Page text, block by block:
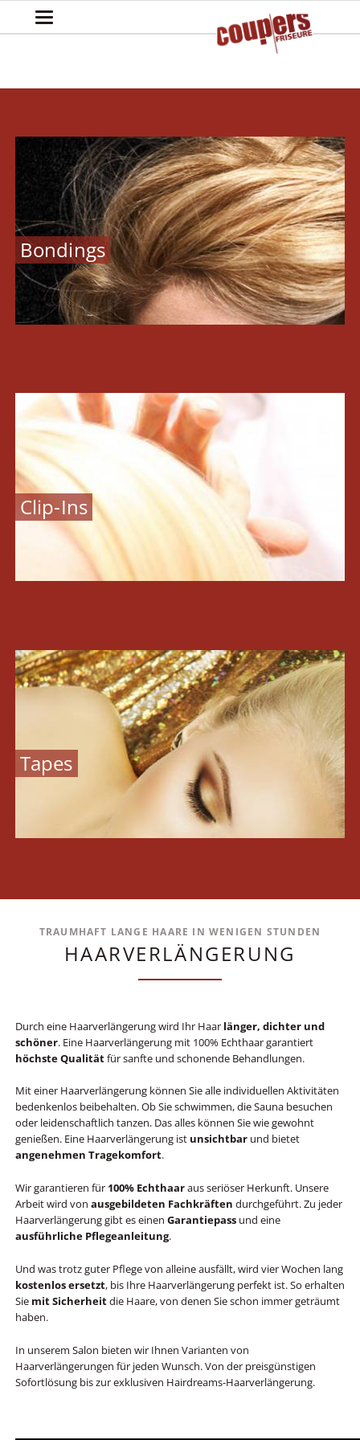
TRAUMHAFT LANGE HAARE IN WENIGEN STUNDEN
HAARVERLÄNGERUNG
Durch eine Haarverlängerung wird Ihr Haar länger, dichter und
schöner. Eine Haarverlängerung mit 100% Echthaar garantiert
höchste Qualitätfür sanfte und schonende Behandlungen.
Mit einer Haarverlängerung können Sie alle individuellen Aktivitäten
bedenkenlos beibehalten. Ob Sie schwimmen, die Sauna besuchen
oder leidenschaftlich tanzen. Das alles können Sie wie gewohnt
genießen. Eine Haarverlängerung ist unsichtbarund bietet
angenehmen Tragekomfort.
Wir garantieren für 100% Echthaaraus seriöser Herkunft. Unsere
Arbeit wird von ausgebildeten Fachkräften durchgeführt. Zu jeder
Haarverlängerung gibt es einen Garantiepass und eine
ausführliche Pflegeanleitung.
Und was trotz guter Pflege von alleine ausfällt, wird vier Wochen lang
kostenlos ersetzt, bis Ihre Haarverlängerung perfekt ist. So erhalten
Sie mit Sicherheitdie Haare, von denen Sie schon immer geträumt
haben.
In unserem Salon bieten wir Ihnen Varianten von
Haarverlängerungen für jeden Wunsch. Von der preisgünstigen
Sofortlösung bis zur exklusiven Hairdreams-Haarverlängerung.